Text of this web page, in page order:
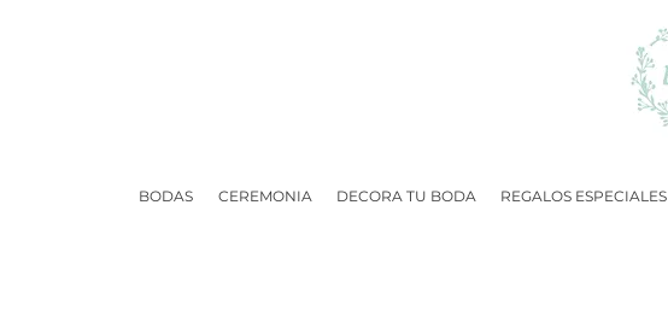
BODAS CEREMONIA DECORA TU BODA REGALOS ESPECIALES